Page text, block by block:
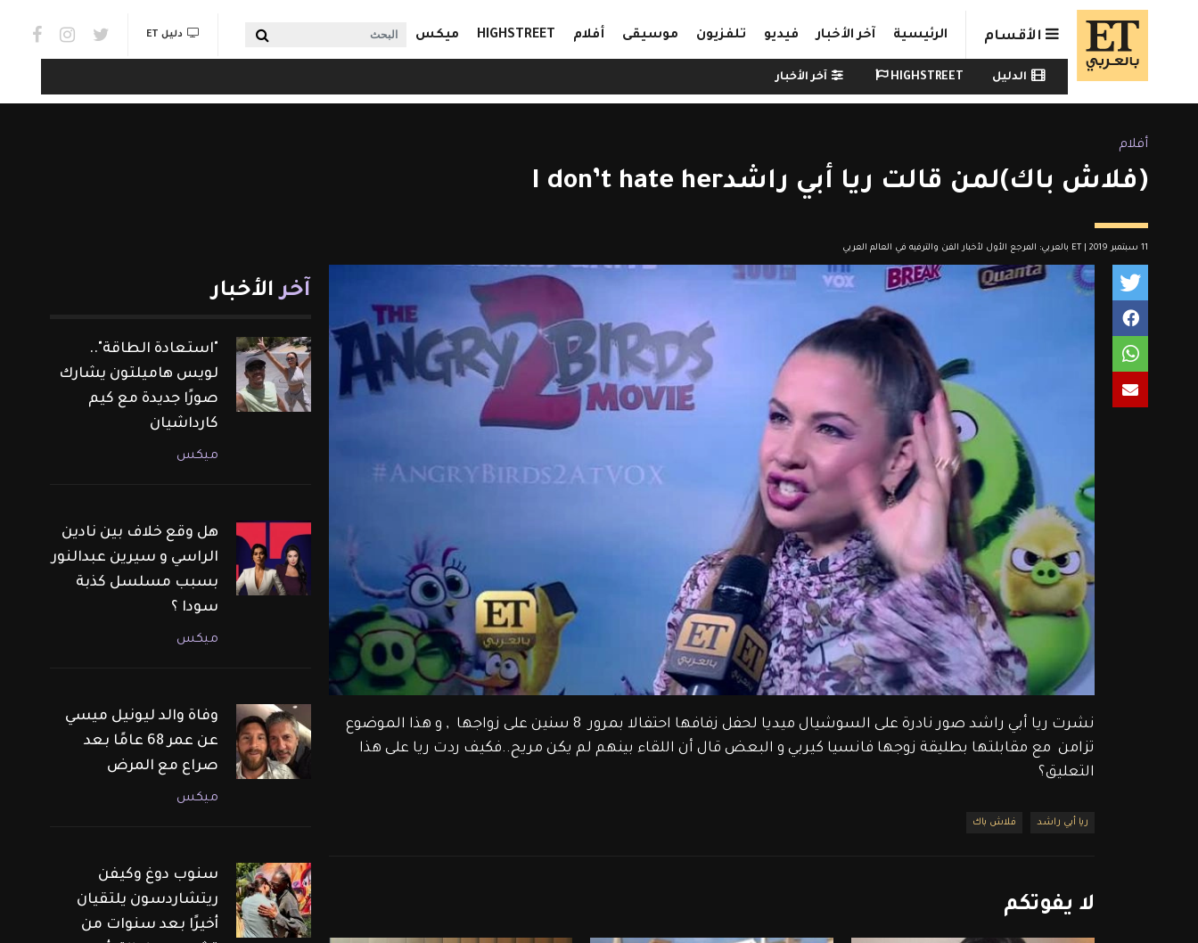
Skip to main content
الأقسام الرئيسية آخر الأخبار فيديو تلفزيون موسيقى أفلام HIGHSTREET ميكس البحث links & Watch
دليل ET
Watch menu
الدليل HIGHSTREET آخر الأخبار
أفلام
(فلاش باك)لمن قالت ريا أبي راشدI don’t hate her
11 سبتمبر 2019 | ET بالعربي: المرجع الأول لأخبار الفن والترفيه في العالم العربي
نشرت ريا أبي راشد صور نادرة على السوشيال ميديا لحفل زفافها احتفالا بمرور  8 سنين على زواجها  , و هذا الموضوع
تزامن  مع مقابلتها بطليقة زوجها فانسيا كيربي و البعض قال أن اللقاء بينهم لم يكن مريح..فكيف ردت ريا على هذا
التعليق؟
ريا أبي راشد فلاش باك
لا يفوتكم
آخر الأخبار
"استعادة الطاقة"..
لويس هاميلتون يشارك
صورًا جديدة مع كيم
كارداشيان
ميكس
هل وقع خلاف بين نادين
الراسي و سيرين عبدالنور
بسبب مسلسل كذبة
سودا ؟
ميكس
وفاة والد ليونيل ميسي
عن عمر 68 عامًا بعد
صراع مع المرض
ميكس
سنوب دوغ وكيفن
ريتشاردسون يلتقيان
أخيرًا بعد سنوات من